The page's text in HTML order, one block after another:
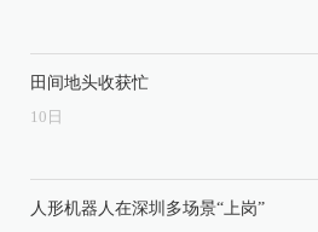
田间地头收获忙
10 日
人形机器人在深圳多场景“上岗”